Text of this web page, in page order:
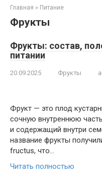
Главная » Питание
Фрукты
Фрукты: состав,
питании
20.09.2025 Фрукты
Фрукт — это плод
сочную внутреннюю
и содержащий внутри
название фрукты
fructus, что…
Читать полностью